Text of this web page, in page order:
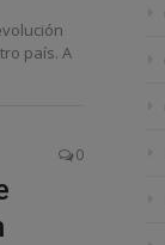
país. A
0